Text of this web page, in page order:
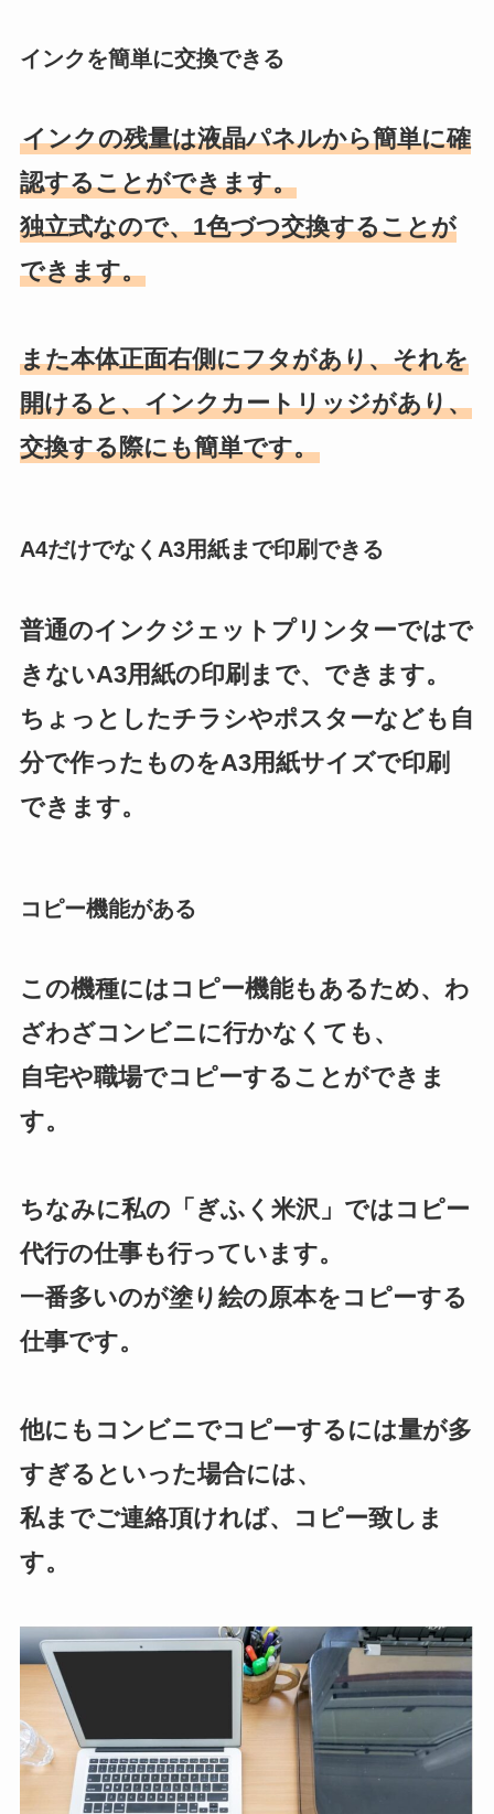
インクを簡単に交換できる
インクの残量は液晶パネルから簡単に確
認することができます。
独立式なので、1色づつ交換することが
できます。
また本体正面右側にフタがあり、それを
開けると、インクカートリッジがあり、
交換する際にも簡単です。
A4だけでなくA3用紙まで印刷できる
普通のインクジェットプリンターではで
きないA3用紙の印刷まで、できます。
ちょっとしたチラシやポスターなども自
分で作ったものをA3用紙サイズで印刷
できます。
コピー機能がある
この機種にはコピー機能もあるため、わ
ざわざコンビニに行かなくても、
自宅や職場でコピーすることができま
す。
ちなみに私の「ぎふく米沢」ではコピー
代行の仕事も行っています。
一番多いのが塗り絵の原本をコピーする
仕事です。
他にもコンビニでコピーするには量が多
すぎるといった場合には、
私までご連絡頂ければ、コピー致しま
す。